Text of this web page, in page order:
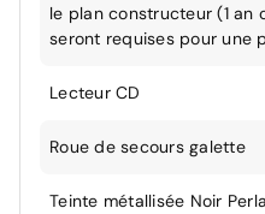
le plan constructeur (1 an
seront requises pour une
Lecteur CD
Roue de secours galette
Teinte métallisée Noir